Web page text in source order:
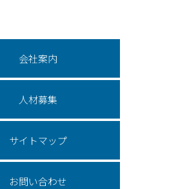
会社案内
人材募集
サイトマップ
お問い合わせ